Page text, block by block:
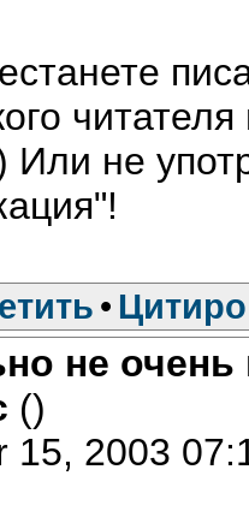
Или не
•
не
()
15, 2003